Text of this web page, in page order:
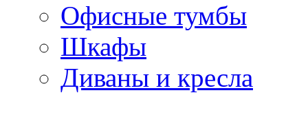
Офисные тумбы
Шкафы
Диваны и кресла